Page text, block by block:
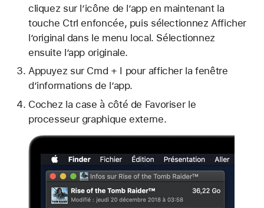
cliquez sur l’icône de l’app en maintenant la
touche Ctrl enfoncée, puis sélectionnez Afficher
l’original dans le menu local. Sélectionnez
ensuite l’app originale.
Appuyez sur Cmd + I pour afficher la fenêtre
d’informations de l’app.
Cochez la case à côté de Favoriser le
processeur graphique externe.